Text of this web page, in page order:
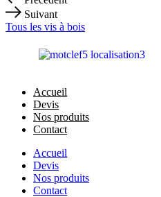
Suivant
Tous les vis à bois
Accueil
Devis
Nos produits
Contact
Accueil
Devis
Nos produits
Contact